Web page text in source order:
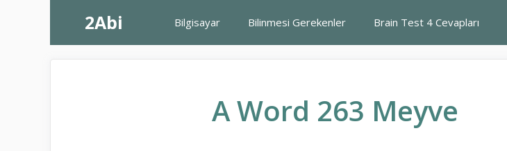
2Abi Bilgisayar Bilinmesi Gerekenler Brain Test 4 Cevapları
A Word 263 Meyve